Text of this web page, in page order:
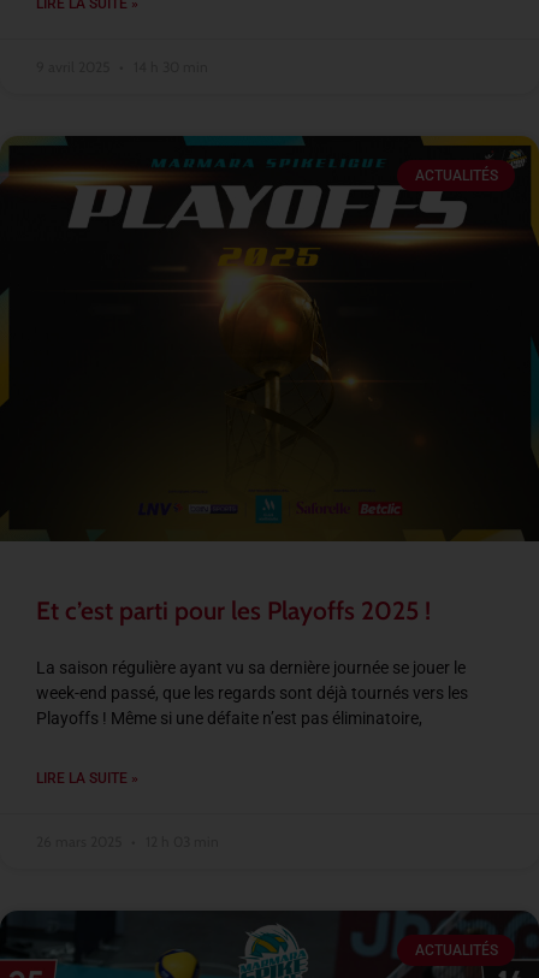
LIRE LA SUITE »
ACTUALITÉS
Et c’est parti pour les Playoffs 2025 !
La saison régulière ayant vu sa dernière journée se jouer le
week-end passé, que les regards sont déjà tournés vers les
Playoffs ! Même si une défaite n’est pas éliminatoire,
LIRE LA SUITE »
ACTUALITÉS